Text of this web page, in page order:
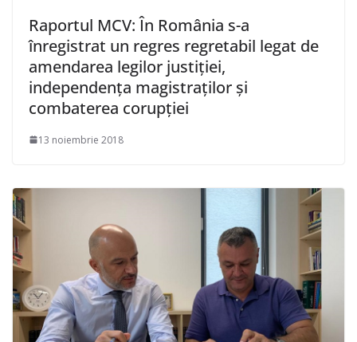
Raportul MCV: În România s-a
înregistrat un regres regretabil legat de
amendarea legilor justiţiei,
independenţa magistraţilor şi
combaterea corupţiei
13 noiembrie 2018